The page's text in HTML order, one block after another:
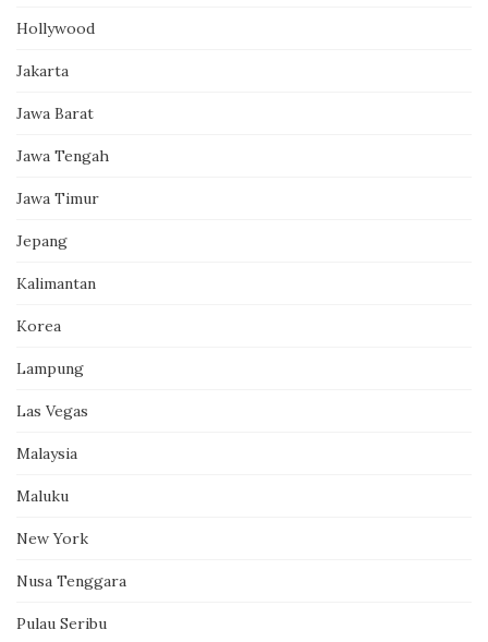
Hollywood
Jakarta
Jawa Barat
Jawa Tengah
Jawa Timur
Jepang
Kalimantan
Korea
Lampung
Las Vegas
Malaysia
Maluku
New York
Nusa Tenggara
Pulau Seribu